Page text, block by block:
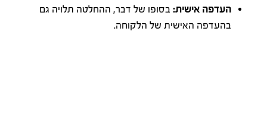
העדפה אישית: בסופו של דבר, ההחלטה תלויה גם
בהעדפה האישית של הלקוחה.